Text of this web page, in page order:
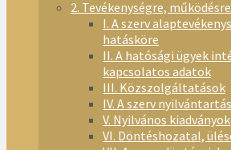
2. Tevékenységre,
I. A szerv
hatásköre
II. A hatósági ügyek
kapcsolatos adatok
III. Közszolgáltatások
IV. A szerv
V. Nyilvános kiadványok
VI. Döntéshozatal,